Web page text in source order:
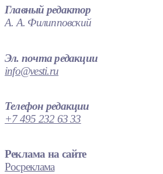
Главный редактор
А. А. Филипповский
Эл. почта редакции
info@vesti.ru
Телефон редакции
+7 495 232 63 33
Реклама на сайте
Росреклама